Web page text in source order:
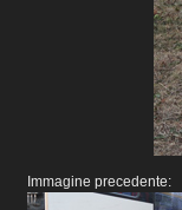
Immagine precedente: